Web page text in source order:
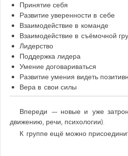
Принятие себя
Развитие уверенности в себе
Взаимодействие в команде
Взаимодействие в съёмочной
Лидерство
Поддержка лидера
Умение договариваться
Развитие умения видеть
Вера в свои силы
Впереди — новые и уже
движению, речи, психологии).
К группе ещё можно